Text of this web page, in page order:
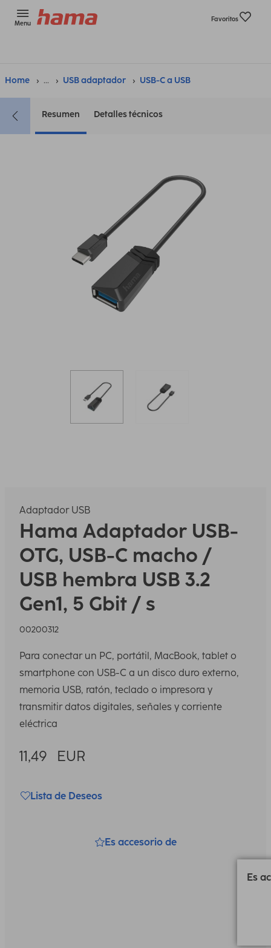
Menu
Favoritos
Home ... USB adaptador USB-C a USB
Resumen Detalles técnicos
Adaptador USB
Hama Adaptador USB-
OTG, USB-C macho /
USB hembra USB 3.2
Gen1, 5 Gbit / s
00200312
Para conectar un PC, portátil, MacBook, tablet o
smartphone con USB-C a un disco duro externo,
memoria USB, ratón, teclado o impresora y
transmitir datos digitales, señales y corriente
eléctrica
11,49 EUR
Lista de Deseos
Es accesorio de
Es